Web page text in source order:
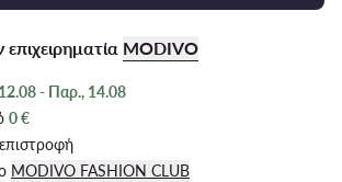
MODIVO
12.08 - Παρ., 14.08
0 €
MODIVO FASHION CLUB